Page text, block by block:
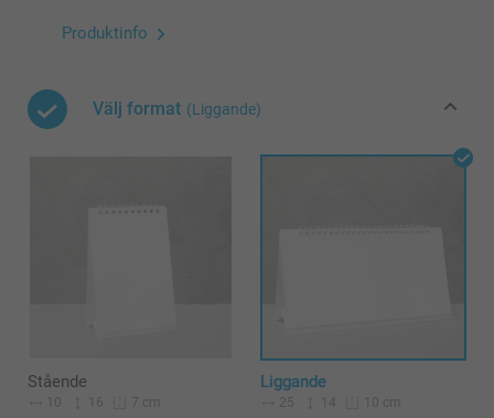
Produktinfo
Välj format (Liggande)
Stående
10 16 7 cm
Liggande
25 14 10 cm